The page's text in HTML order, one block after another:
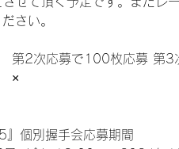
さい。
第2次応募で100枚応募 第3
×
個別握手会応募期間